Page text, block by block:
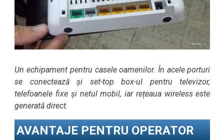
Un echipament pentru casele oamenilor. În acele porturi
se conectează și set-top box-ul pentru televizor,
telefoanele fixe și netul mobil, iar rețeaua wireless este
generată direct.
AVANTAJE PENTRU OPERATOR